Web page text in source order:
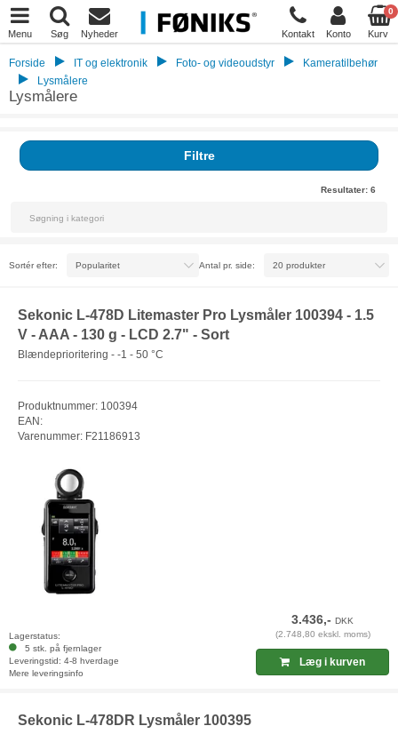
Menu Søg Nyheder Kontakt Konto
0
Kurv
Forside IT og elektronik Foto- og videoudstyr
Kameratilbehør
Lysmålere
Lysmålere
Filtre
Resultater: 6
Sortér efter: Antal pr. side:
Sekonic L-478D Litemaster Pro Lysmåler 100394 - 1.5
V - AAA - 130 g - LCD 2.7" - Sort
Blændeprioritering - -1 - 50 °C
Produktnummer: 100394
EAN:
Varenummer: F21186913
Lagerstatus:
5 stk. på fjernlager
Leveringstid: 4-8 hverdage
Mere leveringsinfo
3.436,-DKK
(2.748,80 ekskl. moms)
Læg i kurven
Sekonic L-478DR Lysmåler 100395